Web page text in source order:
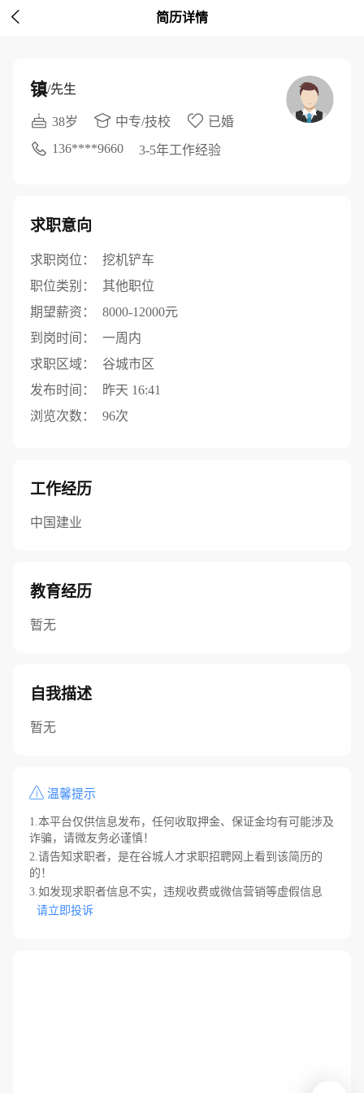
 简历详情
镇/先生
38岁 中专/技校
已婚
136****9660
3-5年工作经验
求职意向
求职岗位：
挖机铲车
职位类别：
其他职位
期望薪资：
8000-12000元
到岗时间：
一周内
求职区域：
谷城市区
发布时间：
昨天 16:41
浏览次数：
96次
工作经历
中国建业
教育经历
暂无
自我描述
暂无
温馨提示
1.本平台仅供信息发布，任何收取押金、保证金均有可能涉及
诈骗，请微友务必谨慎！
2.请告知求职者，是在谷城人才求职招聘网上看到该简历的
的！
3.如发现求职者信息不实，违规收费或微信营销等虚假信息
请立即投诉